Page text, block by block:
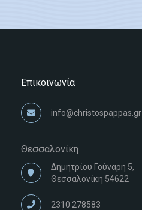
Επικοινωνία
info@christospappas.gr
Θεσσαλονίκη
Δημητρίου Γούναρη 5,
Θεσσαλονίκη 54622
2310 278583